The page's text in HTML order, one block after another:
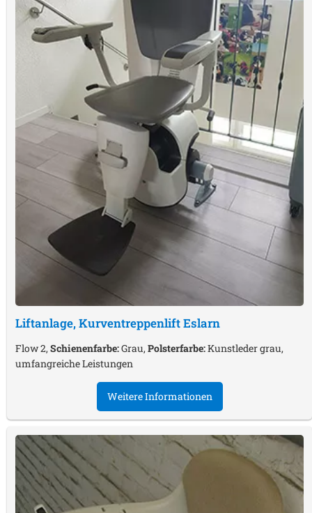
Liftanlage, KurventreppenliftEslarn
Flow 2,Schienenfarbe:Grau,Polsterfarbe:Kunstleder grau,
umfangreiche Leistungen
Weitere Informationen